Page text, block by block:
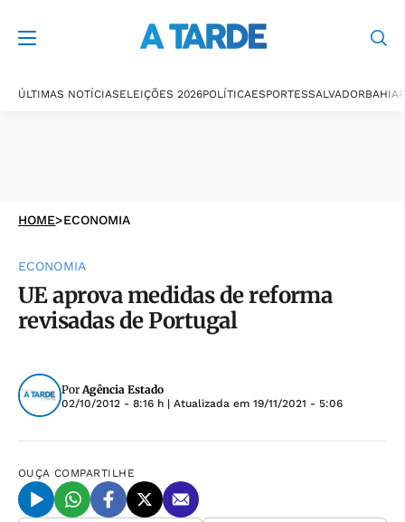
ÚLTIMAS NOTÍCIASELEIÇÕES 2026POLÍTICAESPORTESSALVADORBAHIA
HOME>ECONOMIA
ECONOMIA
UE aprova medidas de reforma
revisadas de Portugal
PorAgência Estado
02/10/2012 - 8:16 h | Atualizada em 19/11/2021 - 5:06
OUÇA COMPARTILHE